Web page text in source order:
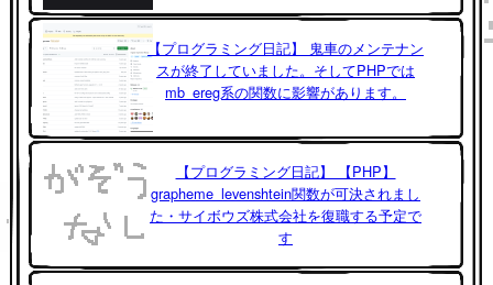
【プログラミング日記】 鬼車のメンテナン
スが終了していました。そしてPHPでは
mb_ereg系の関数に影響があります。
【プログラミング日記】 【PHP】
grapheme_levenshtein関数が可決されまし
た・サイボウズ株式会社を復職する予定で
す